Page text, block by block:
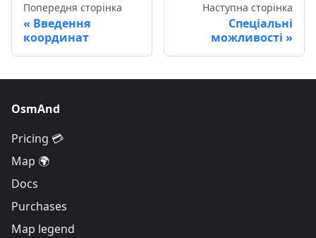
Попередня сторінка
Введення
координат
Наступна сторінка
Спеціальні
можливості
OsmAnd
Pricing 💳
Map 🌍
Docs
Purchases
Map legend